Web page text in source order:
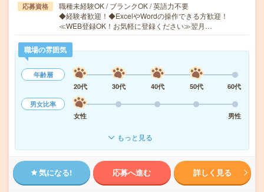
応募資格
職種未経験OK / ブランクOK / 英語力不要
◆経験者歓迎！◆ExcelやWordの操作できる方歓迎！
≪WEB登録OK！お気軽に登録ください≫翌月…
職場の雰囲気
年齢層
20代
30代 40代 50代
60代
男女比率
女性
男性
もっと見る
気になる! 応募へ進む 詳しく見る